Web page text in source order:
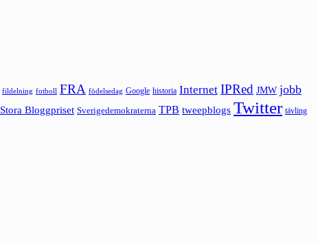
fildelning fotboll FRA födelsedag Google historia Internet IPRed JMW jobb
Stora Bloggpriset Sverigedemokraterna TPB tweepblogs Twitter tävling